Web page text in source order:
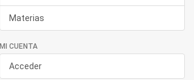
Materias
MI CUENTA
Acceder